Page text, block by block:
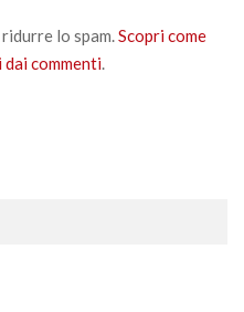
lo spam.Scopri come
commenti.